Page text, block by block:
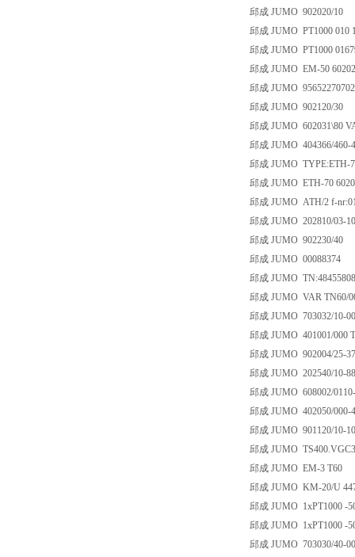
邱成 JUMO 902020/10
邱成 JUMO PT1000 010
邱成 JUMO PT1000
邱成 JUMO EM-50
邱成 JUMO
邱成 JUMO 902120/30
邱成 JUMO 602031\80
邱成 JUMO 404366/460-
邱成 JUMO TYPE:ETH-
邱成 JUMO ETH-70
邱成 JUMO ATH/2 f-
邱成 JUMO 202810/03-
邱成 JUMO 902230/40
邱成 JUMO 00088374
邱成 JUMO
邱成 JUMO VAR TN60/
邱成 JUMO 703032/10-
邱成 JUMO 401001/000
邱成 JUMO 902004/25-
邱成 JUMO 202540/10-
邱成 JUMO 608002/
邱成 JUMO 402050/000-
邱成 JUMO 901120/10-
邱成 JUMO
邱成 JUMO EM-3 T60
邱成 JUMO KM-20/U
邱成 JUMO 1xPT1000 -
邱成 JUMO 1xPT1000 -
邱成 JUMO 703030/40-